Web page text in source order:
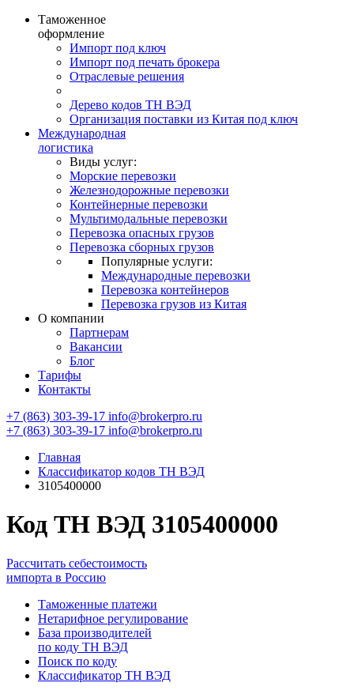
Таможенное
оформление
Импорт под ключ
Импорт под печать брокера
Отраслевые решения
Дерево кодов ТН ВЭД
Организация поставки из Китая под ключ
Международная
логистика
Виды услуг:
Морские перевозки
Железнодорожные перевозки
Контейнерные перевозки
Мультимодальные перевозки
Перевозка опасных грузов
Перевозка сборных грузов
Популярные услуги:
Международные перевозки
Перевозка контейнеров
Перевозка грузов из Китая
О компании
Партнерам
Вакансии
Блог
Тарифы
Контакты
+7 (863) 303-39-17 info@brokerpro.ru
+7 (863) 303-39-17 info@brokerpro.ru
Главная
Классификатор кодов ТН ВЭД
3105400000
Код ТН ВЭД 3105400000
Рассчитать себестоимость
импорта в Россию
Таможенные платежи
Нетарифное регулирование
База производителей
по коду ТН ВЭД
Поиск по коду
Классификатор ТН ВЭД